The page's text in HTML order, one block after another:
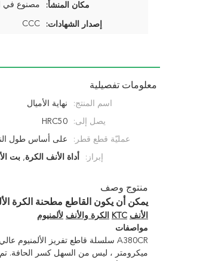
مكان المنشأ: مصنوع في
إصدار الشهادات: CCC
معلومات تفصيلية
اسم المنتج: نهاية الأميال
يصل إلى: HRC50
عمليّة قطع قطر: على أساس طول
إبراز: أداة الأنف الكرة, بت
منتوج وصف
يمكن أن يكون القاطع مطحنة الكرة
الأنف KTC الكرة والأنف لألمنيوم
مواصفات
ميكرومتر ، ليس من السهل كسر الحافة. تم